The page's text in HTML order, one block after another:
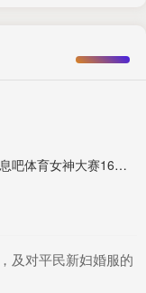
首胜证券APP下载 消息吧体育女神大赛16进8Day4：潘晓婷对决何雯娜夏思凝对阵王澜静
及对平民新妇婚服的